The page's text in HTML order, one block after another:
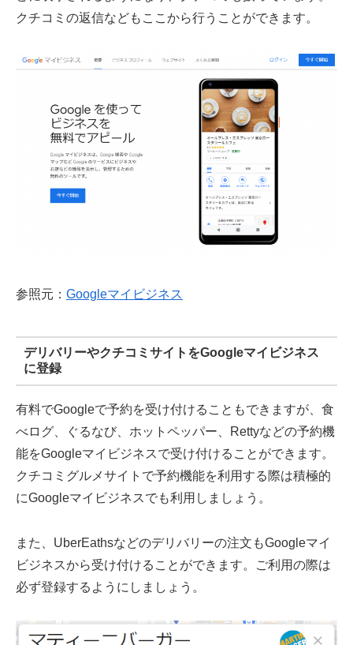
クチコミの返信などもここから行うことができます。
参照元： Googleマイビジネス
デリバリーやクチコミサイトをGoogleマイビジネス
に登録
有料でGoogleで予約を受け付けることもできますが、食
べログ、ぐるなび、ホットペッパー、Rettyなどの予約機
能をGoogleマイビジネスで受け付けることができます。
クチコミグルメサイトで予約機能を利用する際は積極的
にGoogleマイビジネスでも利用しましょう。
また、UberEathsなどのデリバリーの注文もGoogleマイ
ビジネスから受け付けることができます。ご利用の際は
必ず登録するようにしましょう。